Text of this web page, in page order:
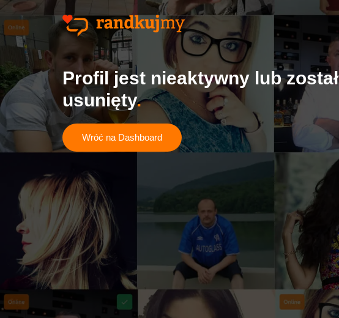
Profil jest nieaktywny lub został
usunięty
Wróć na Dashboard